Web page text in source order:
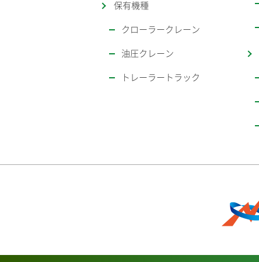
保有機種
クローラークレーン
油圧クレーン
トレーラートラック